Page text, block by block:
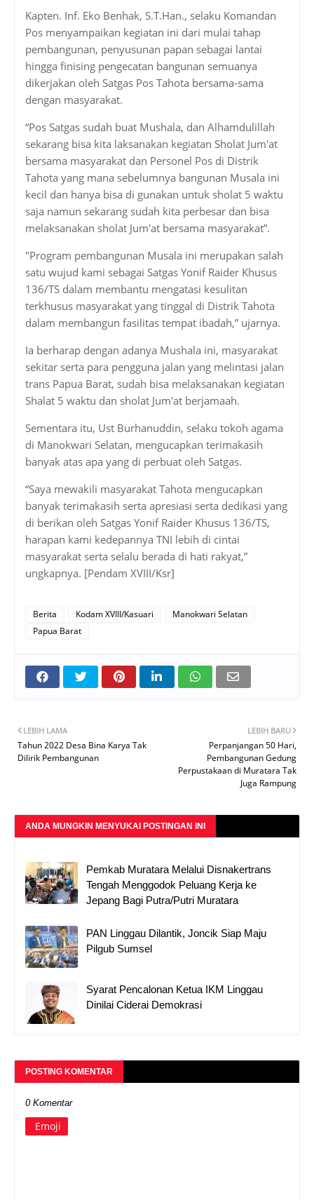
Kapten. Inf. Eko Benhak, S.T.Han., selaku Komandan
Pos menyampaikan kegiatan ini dari mulai tahap
pembangunan, penyusunan papan sebagai lantai
hingga finising pengecatan bangunan semuanya
dikerjakan oleh Satgas Pos Tahota bersama-sama
dengan masyarakat.
“Pos Satgas sudah buat Mushala, dan Alhamdulillah
sekarang bisa kita laksanakan kegiatan Sholat Jum'at
bersama masyarakat dan Personel Pos di Distrik
Tahota yang mana sebelumnya bangunan Musala ini
kecil dan hanya bisa di gunakan untuk sholat 5 waktu
saja namun sekarang sudah kita perbesar dan bisa
melaksanakan sholat Jum'at bersama masyarakat”.
"Program pembangunan Musala ini merupakan salah
satu wujud kami sebagai Satgas Yonif Raider Khusus
136/TS dalam membantu mengatasi kesulitan
terkhusus masyarakat yang tinggal di Distrik Tahota
dalam membangun fasilitas tempat ibadah,” ujarnya.
Ia berharap dengan adanya Mushala ini, masyarakat
sekitar serta para pengguna jalan yang melintasi jalan
trans Papua Barat, sudah bisa melaksanakan kegiatan
Shalat 5 waktu dan sholat Jum'at berjamaah.
Sementara itu, Ust Burhanuddin, selaku tokoh agama
di Manokwari Selatan, mengucapkan terimakasih
banyak atas apa yang di perbuat oleh Satgas.
“Saya mewakili masyarakat Tahota mengucapkan
banyak terimakasih serta apresiasi serta dedikasi yang
di berikan oleh Satgas Yonif Raider Khusus 136/TS,
harapan kami kedepannya TNI lebih di cintai
masyarakat serta selalu berada di hati rakyat,”
ungkapnya. [Pendam XVIII/Ksr]
Berita Kodam XVIII/Kasuari
Manokwari Selatan
Papua Barat
LEBIH BARU
Perpanjangan 50 Hari,
Pembangunan Gedung
Perpustakaan di Muratara Tak
Juga Rampung
LEBIH LAMA
Tahun 2022 Desa Bina Karya Tak
Dilirik Pembangunan
ANDA MUNGKIN MENYUKAI POSTINGAN INI
Pemkab Muratara Melalui Disnakertrans
Tengah Menggodok Peluang Kerja ke
Jepang Bagi Putra/Putri Muratara
PAN Linggau Dilantik, Joncik Siap Maju
Pilgub Sumsel
Syarat Pencalonan Ketua IKM Linggau
Dinilai Ciderai Demokrasi
POSTING KOMENTAR
0 Komentar
Emoji